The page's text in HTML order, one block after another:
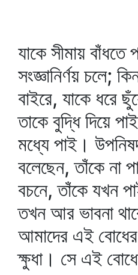
যাকে সীমায় বাঁধতে
সংজ্ঞানির্ণয় চলে;
বাইরে, যাকে ধরে
তাকে বুদ্ধি দিয়ে
মধ্যে পাই।
বলেছেন, তাঁকে না
বচনে, তাঁকে যখন
তখন আর ভাবনা
আমাদের এই বোধের
ক্ষুধা। সে এই